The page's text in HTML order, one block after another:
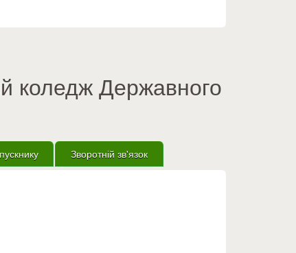
коледж Державного
Зворотній зв'язок